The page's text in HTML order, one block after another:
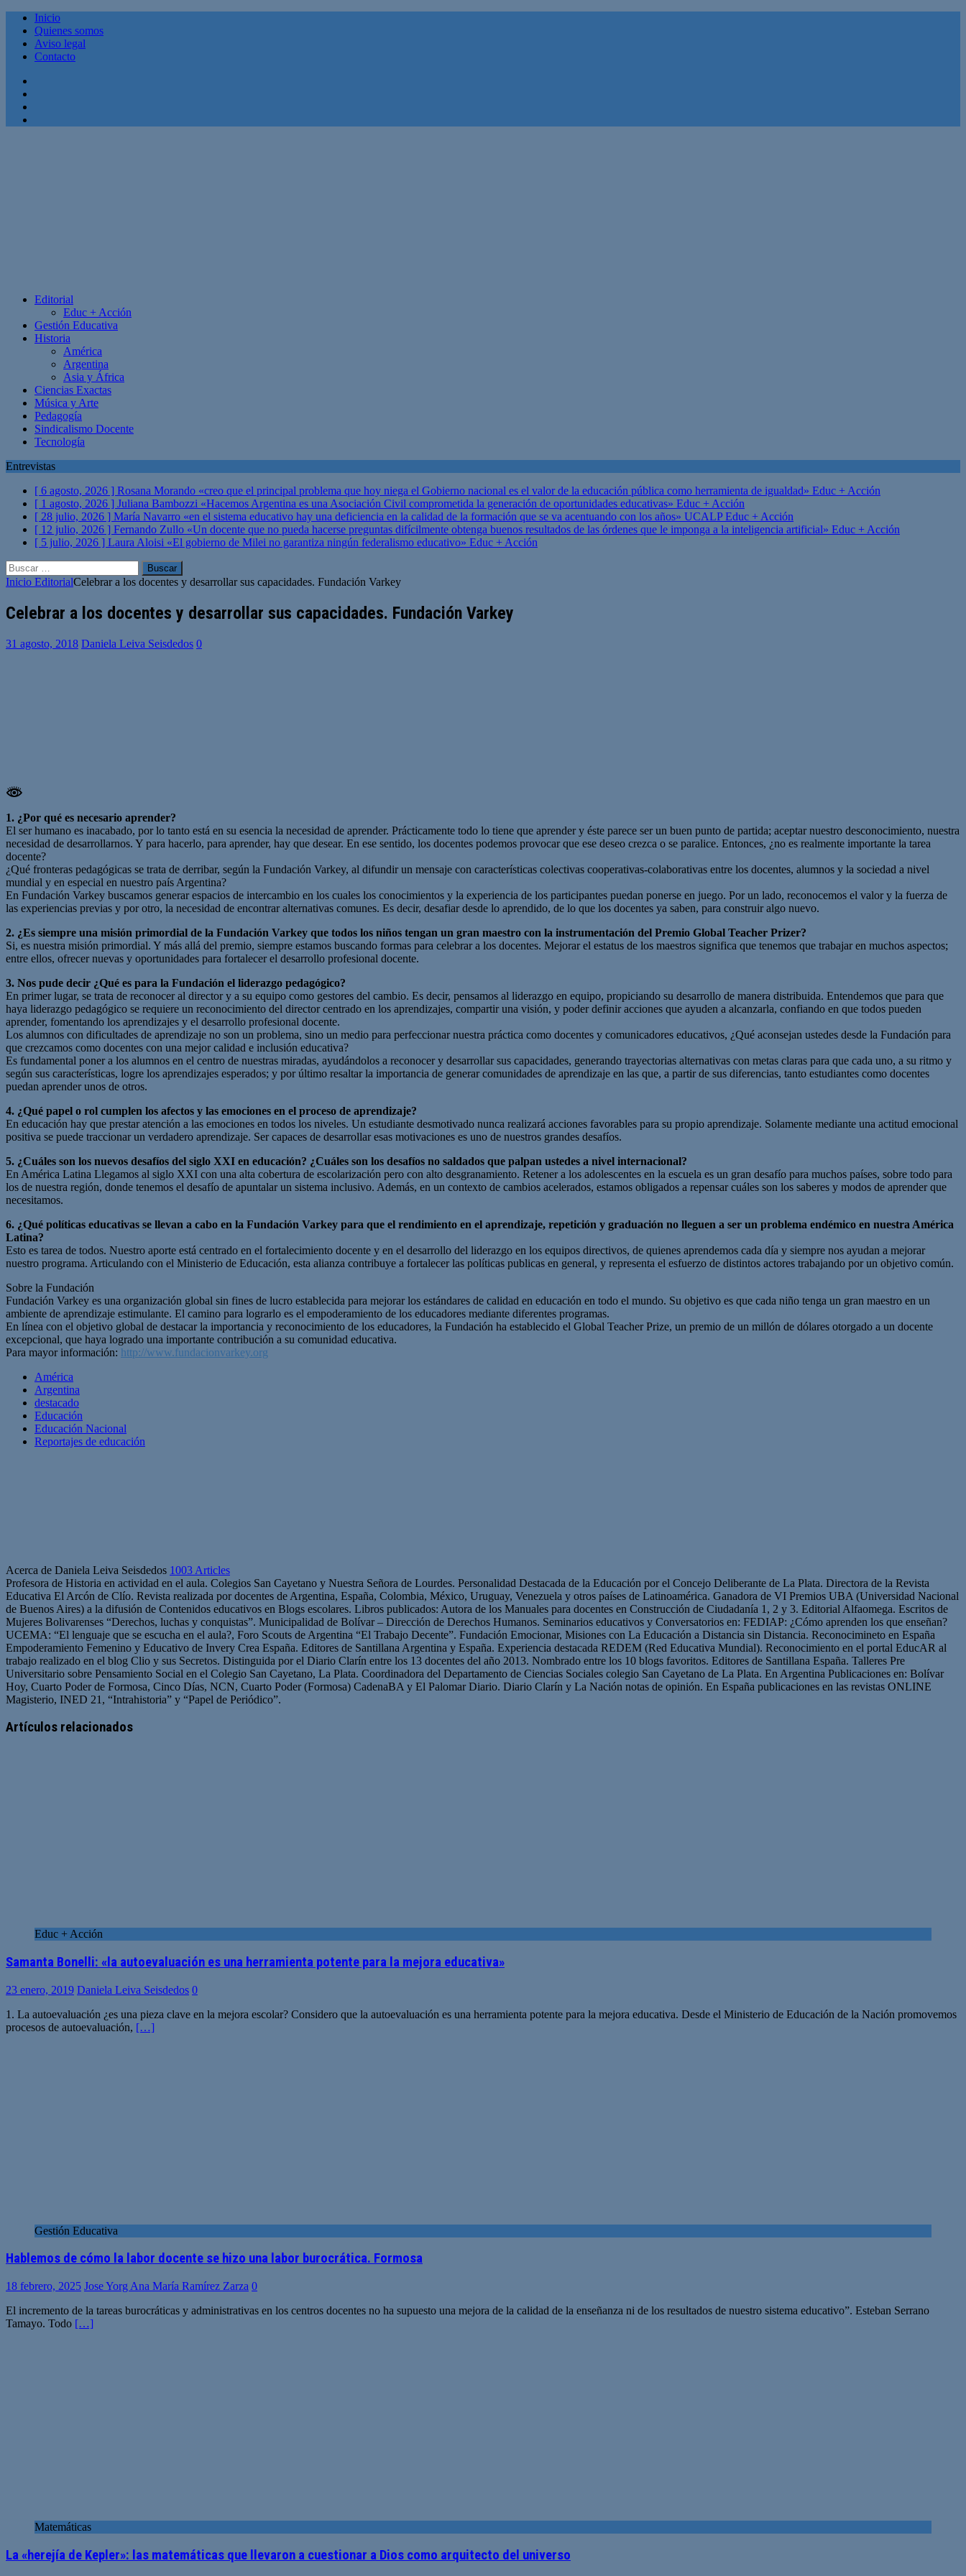
Inicio
Quienes somos
Aviso legal
Contacto
Editorial
Educ + Acción
Gestión Educativa
Historia
América
Argentina
Asia y África
Ciencias Exactas
Música y Arte
Pedagogía
Sindicalismo Docente
Tecnología
Entrevistas
[ 6 agosto, 2026 ] Rosana Morando «creo que el principal problema que hoy niega el Gobierno nacional es el valor de la educación pública como herramienta de igualdad» Educ + Acción
[ 1 agosto, 2026 ] Juliana Bambozzi «Hacemos Argentina es una Asociación Civil comprometida la generación de oportunidades educativas» Educ + Acción
[ 28 julio, 2026 ] María Navarro «en el sistema educativo hay una deficiencia en la calidad de la formación que se va acentuando con los años» UCALPEduc + Acción
[ 12 julio, 2026 ] Fernando Zullo «Un docente que no pueda hacerse preguntas difícilmente obtenga buenos resultados de las órdenes que le imponga a la inteligencia artificial» Educ + Acción
[ 5 julio, 2026 ] Laura Aloisi «El gobierno de Milei no garantiza ningún federalismo educativo» Educ + Acción
Buscar:
Inicio EditorialCelebrar a los docentes y desarrollar sus capacidades. Fundación Varkey
Celebrar a los docentes y desarrollar sus capacidades. Fundación Varkey
31 agosto, 2018 Daniela Leiva Seisdedos 0
1. ¿Por qué es necesario aprender?
El ser humano es inacabado, por lo tanto está en su esencia la necesidad de aprender. Prácticamente todo lo tiene que aprender y éste parece ser un buen punto de partida; aceptar nuestro desconocimiento, nuestra
necesidad de desarrollarnos. Y para hacerlo, para aprender, hay que desear. En ese sentido, los docentes podemos provocar que ese deseo crezca o se paralice. Entonces, ¿no es realmente importante la tarea
docente?
¿Qué fronteras pedagógicas se trata de derribar, según la Fundación Varkey, al difundir un mensaje con características colectivas cooperativas-colaborativas entre los docentes, alumnos y la sociedad a nivel
mundial y en especial en nuestro país Argentina?
En Fundación Varkey buscamos generar espacios de intercambio en los cuales los conocimientos y la experiencia de los participantes puedan ponerse en juego. Por un lado, reconocemos el valor y la fuerza de
las experiencias previas y por otro, la necesidad de encontrar alternativas comunes. Es decir, desafiar desde lo aprendido, de lo que los docentes ya saben, para construir algo nuevo.
2. ¿Es siempre una misión primordial de la Fundación Varkey que todos los niños tengan un gran maestro con la instrumentación del Premio Global Teacher Prizer?
Si, es nuestra misión primordial. Y más allá del premio, siempre estamos buscando formas para celebrar a los docentes. Mejorar el estatus de los maestros significa que tenemos que trabajar en muchos aspectos;
entre ellos, ofrecer nuevas y oportunidades para fortalecer el desarrollo profesional docente.
3. Nos pude decir ¿Qué es para la Fundación el liderazgo pedagógico?
En primer lugar, se trata de reconocer al director y a su equipo como gestores del cambio. Es decir, pensamos al liderazgo en equipo, propiciando su desarrollo de manera distribuida. Entendemos que para que
haya liderazgo pedagógico se requiere un reconocimiento del director centrado en los aprendizajes, compartir una visión, y poder definir acciones que ayuden a alcanzarla, confiando en que todos pueden
aprender, fomentando los aprendizajes y el desarrollo profesional docente.
Los alumnos con dificultades de aprendizaje no son un problema, sino un medio para perfeccionar nuestra práctica como docentes y comunicadores educativos, ¿Qué aconsejan ustedes desde la Fundación para
que crezcamos como docentes con una mejor calidad e inclusión educativa?
Es fundamental poner a los alumnos en el centro de nuestras miradas, ayudándolos a reconocer y desarrollar sus capacidades, generando trayectorias alternativas con metas claras para que cada uno, a su ritmo y
según sus características, logre los aprendizajes esperados; y por último resaltar la importancia de generar comunidades de aprendizaje en las que, a partir de sus diferencias, tanto estudiantes como docentes
puedan aprender unos de otros.
4. ¿Qué papel o rol cumplen los afectos y las emociones en el proceso de aprendizaje?
En educación hay que prestar atención a las emociones en todos los niveles. Un estudiante desmotivado nunca realizará acciones favorables para su propio aprendizaje. Solamente mediante una actitud emocional
positiva se puede traccionar un verdadero aprendizaje. Ser capaces de desarrollar esas motivaciones es uno de nuestros grandes desafíos.
5. ¿Cuáles son los nuevos desafíos del siglo XXI en educación? ¿Cuáles son los desafíos no saldados que palpan ustedes a nivel internacional?
En América Latina Llegamos al siglo XXI con una alta cobertura de escolarización pero con alto desgranamiento. Retener a los adolescentes en la escuela es un gran desafío para muchos países, sobre todo para
los de nuestra región, donde tenemos el desafío de apuntalar un sistema inclusivo. Además, en un contexto de cambios acelerados, estamos obligados a repensar cuáles son los saberes y modos de aprender que
necesitamos.
6. ¿Qué políticas educativas se llevan a cabo en la Fundación Varkey para que el rendimiento en el aprendizaje, repetición y graduación no lleguen a ser un problema endémico en nuestra América
Latina?
Esto es tarea de todos. Nuestro aporte está centrado en el fortalecimiento docente y en el desarrollo del liderazgo en los equipos directivos, de quienes aprendemos cada día y siempre nos ayudan a mejorar
nuestro programa. Articulando con el Ministerio de Educación, esta alianza contribuye a fortalecer las políticas publicas en general, y representa el esfuerzo de distintos actores trabajando por un objetivo común.
Sobre la Fundación
Fundación Varkey es una organización global sin fines de lucro establecida para mejorar los estándares de calidad en educación en todo el mundo. Su objetivo es que cada niño tenga un gran maestro en un
ambiente de aprendizaje estimulante. El camino para lograrlo es el empoderamiento de los educadores mediante diferentes programas.
En línea con el objetivo global de destacar la importancia y reconocimiento de los educadores, la Fundación ha establecido el Global Teacher Prize, un premio de un millón de dólares otorgado a un docente
excepcional, que haya logrado una importante contribución a su comunidad educativa.
Para mayor información: http://www.fundacionvarkey.org
América
Argentina
destacado
Educación
Educación Nacional
Reportajes de educación
Acerca de Daniela Leiva Seisdedos 1003 Articles
Profesora de Historia en actividad en el aula. Colegios San Cayetano y Nuestra Señora de Lourdes. Personalidad Destacada de la Educación por el Concejo Deliberante de La Plata. Directora de la Revista
Educativa El Arcón de Clío. Revista realizada por docentes de Argentina, España, Colombia, México, Uruguay, Venezuela y otros países de Latinoamérica. Ganadora de VI Premios UBA (Universidad Nacional
de Buenos Aires) a la difusión de Contenidos educativos en Blogs escolares. Libros publicados: Autora de los Manuales para docentes en Construcción de Ciudadanía 1, 2 y 3. Editorial Alfaomega. Escritos de
Mujeres Bolivarenses “Derechos, luchas y conquistas”. Municipalidad de Bolívar – Dirección de Derechos Humanos. Seminarios educativos y Conversatorios en: FEDIAP: ¿Cómo aprenden los que enseñan?
UCEMA: “El lenguaje que se escucha en el aula?, Foro Scouts de Argentina “El Trabajo Decente”. Fundación Emocionar, Misiones con La Educación a Distancia sin Distancia. Reconocimineto en España
Empoderamiento Femenino y Educativo de Invery Crea España. Editores de Santillana Argentina y España. Experiencia destacada REDEM (Red Educativa Mundial). Reconocimiento en el portal EducAR al
trabajo realizado en el blog Clio y sus Secretos. Distinguida por el Diario Clarín entre los 13 docentes del año 2013. Nombrado entre los 10 blogs favoritos. Editores de Santillana España. Talleres Pre
Universitario sobre Pensamiento Social en el Colegio San Cayetano, La Plata. Coordinadora del Departamento de Ciencias Sociales colegio San Cayetano de La Plata. En Argentina Publicaciones en: Bolívar
Hoy, Cuarto Poder de Formosa, Cinco Días, NCN, Cuarto Poder (Formosa) CadenaBA y El Palomar Diario. Diario Clarín y La Nación notas de opinión. En España publicaciones en las revistas ONLINE
Magisterio, INED 21, “Intrahistoria” y “Papel de Periódico”.
web
Artículos relacionados
Educ + Acción
Samanta Bonelli: «la autoevaluación es una herramienta potente para la mejora educativa»
23 enero, 2019 Daniela Leiva Seisdedos 0
1. La autoevaluación ¿es una pieza clave en la mejora escolar? Considero que la autoevaluación es una herramienta potente para la mejora educativa. Desde el Ministerio de Educación de la Nación promovemos
procesos de autoevaluación, […]
Gestión Educativa
Hablemos de cómo la labor docente se hizo una labor burocrática. Formosa
18 febrero, 2025 Jose Yorg Ana María Ramírez Zarza 0
El incremento de la tareas burocráticas y administrativas en los centros docentes no ha supuesto una mejora de la calidad de la enseñanza ni de los resultados de nuestro sistema educativo”. Esteban Serrano
Tamayo. Todo […]
Matemáticas
La «herejía de Kepler»: las matemáticas que llevaron a cuestionar a Dios como arquitecto del universo